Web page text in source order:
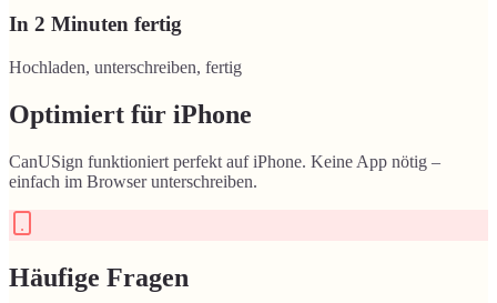
In 2 Minuten fertig
Hochladen, unterschreiben, fertig
Optimiert für iPhone
CanUSign funktioniert perfekt aufiPhone. Keine App nötig –
einfach im Browser unterschreiben.
Häufige Fragen